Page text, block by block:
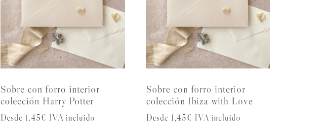
Sobre con forro interior
colección Harry Potter
Desde 1,45€ IVA incluido
Sobre con forro interior
colección Ibiza with Love
Desde 1,45€ IVA incluido